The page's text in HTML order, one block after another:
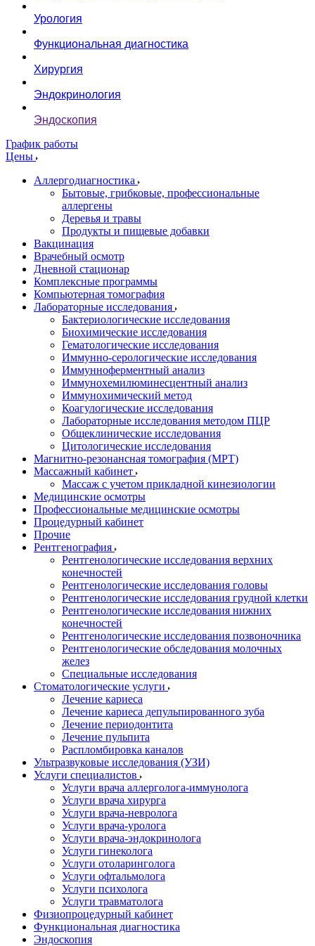
Урология
Функциональная диагностика
Хирургия
Эндокринология
Эндоскопия
График работы
Цены
Аллергодиагностика
Бытовые, грибковые, профессиональные
аллергены
Деревья и травы
Продукты и пищевые добавки
Вакцинация
Врачебный осмотр
Дневной стационар
Комплексные программы
Компьютерная томография
Лабораторные исследования
Бактериологические исследования
Биохимические исследования
Гематологические исследования
Иммунно-серологические исследования
Иммунноферментный анализ
Иммунохемилюминесцентный анализ
Иммунохимический метод
Коагулогические исследования
Лабораторные исследования методом ПЦР
Общеклинические исследования
Цитологические исследования
Магнитно-резонансная томография (МРТ)
Массажный кабинет
Массаж с учетом прикладной кинезиологии
Медицинские осмотры
Профессиональные медицинские осмотры
Процедурный кабинет
Прочие
Рентгенография
Рентгенологические исследования верхних
конечностей
Рентгенологические исследования головы
Рентгенологические исследования грудной клетки
Рентгенологические исследования нижних
конечностей
Рентгенологические исследования позвоночника
Рентгенологические обследования молочных
желез
Специальные исследования
Стоматологические услуги
Лечение кариеса
Лечение кариеса депульпированного зуба
Лечение периодонтита
Лечение пульпита
Распломбировка каналов
Ультразвуковые исследования (УЗИ)
Услуги специалистов
Услуги врача аллерголога-иммунолога
Услуги врача хирурга
Услуги врача-невролога
Услуги врача-уролога
Услуги врача-эндокринолога
Услуги гинеколога
Услуги отоларинголога
Услуги офтальмолога
Услуги психолога
Услуги травматолога
Физиопроцедурный кабинет
Функциональная диагностика
Эндоскопия